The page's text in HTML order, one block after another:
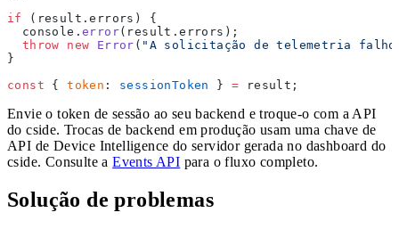
if
(result.errors) {
  console.
error(result.errors);
  throw
new Error ( "A solicitação de telemetria
}
const { token : sessionToken } = result;
Envie o token de sessão ao seu backend e troque-o com a API
do cside. Trocas de backend em produção usam uma chave de
API de Device Intelligence do servidor gerada no dashboard do
cside. Consulte aEvents API para o fluxo completo.
Solução de problemas